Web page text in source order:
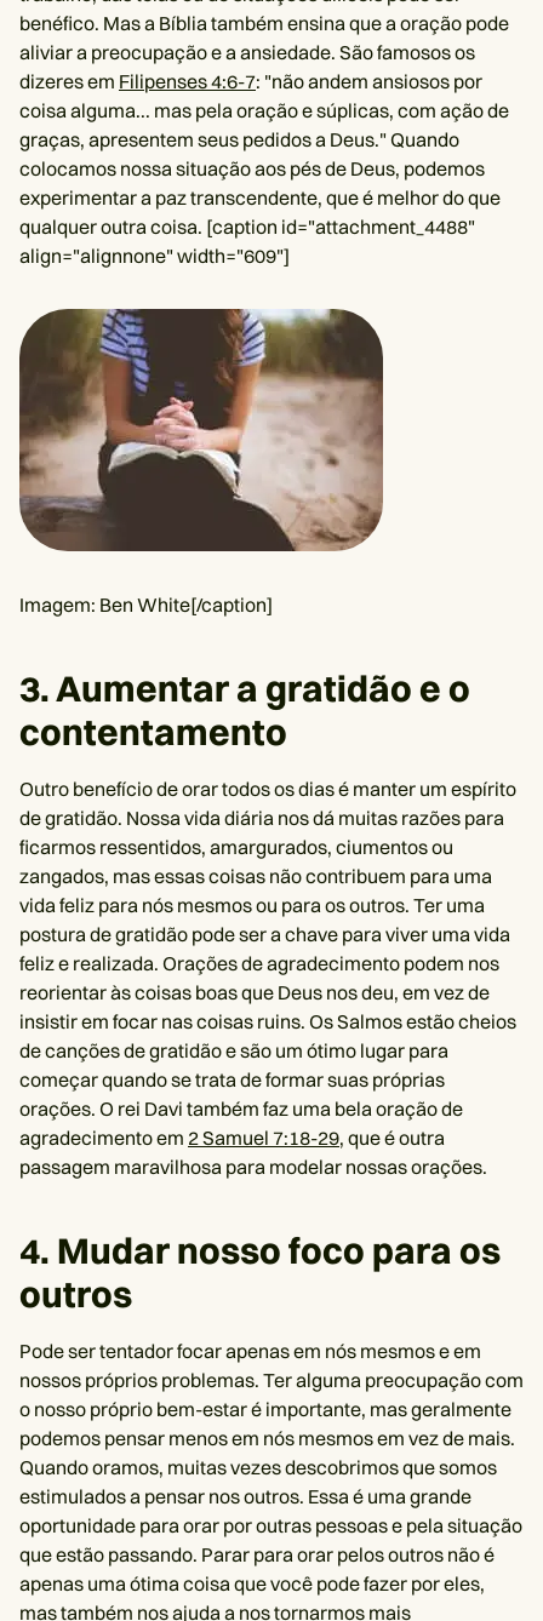
benéfico. Mas a Bíblia também ensina que a oração pode
aliviar a preocupação e a ansiedade. São famosos os
dizeres em Filipenses 4:6-7: "não andem ansiosos por
coisa alguma... mas pela oração e súplicas, com ação de
graças, apresentem seus pedidos a Deus." Quando
colocamos nossa situação aos pés de Deus, podemos
experimentar a paz transcendente, que é melhor do que
qualquer outra coisa. [caption id="attachment_4488"
align="alignnone" width="609"]
Imagem: Ben White[/caption]
3. Aumentar a gratidão e o
contentamento
Outro benefício de orar todos os dias é manter um espírito
de gratidão. Nossa vida diária nos dá muitas razões para
ficarmos ressentidos, amargurados, ciumentos ou
zangados, mas essas coisas não contribuem para uma
vida feliz para nós mesmos ou para os outros. Ter uma
postura de gratidão pode ser a chave para viver uma vida
feliz e realizada. Orações de agradecimento podem nos
reorientar às coisas boas que Deus nos deu, em vez de
insistir em focar nas coisas ruins. Os Salmos estão cheios
de canções de gratidão e são um ótimo lugar para
começar quando se trata de formar suas próprias
orações. O rei Davi também faz uma bela oração de
agradecimento em 2 Samuel 7:18-29, que é outra
passagem maravilhosa para modelar nossas orações.
4. Mudar nosso foco para os
outros
Pode ser tentador focar apenas em nós mesmos e em
nossos próprios problemas. Ter alguma preocupação com
o nosso próprio bem-estar é importante, mas geralmente
podemos pensar menos em nós mesmos em vez de mais.
Quando oramos, muitas vezes descobrimos que somos
estimulados a pensar nos outros. Essa é uma grande
oportunidade para orar por outras pessoas e pela situação
que estão passando. Parar para orar pelos outros não é
apenas uma ótima coisa que você pode fazer por eles,
mas também nos ajuda a nos tornarmos mais